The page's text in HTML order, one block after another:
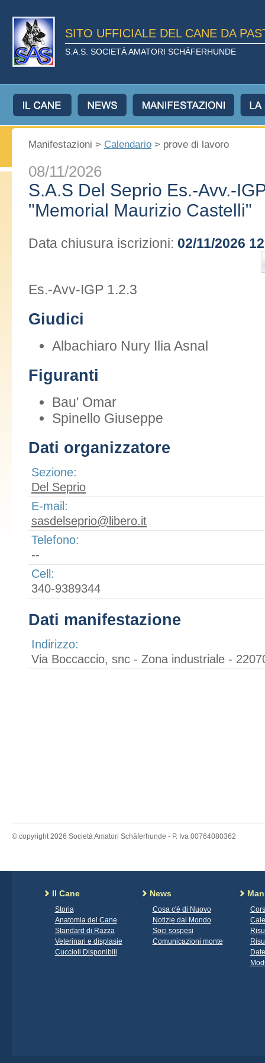
SITO UFFICIALE DEL CANE DA
S.A.S. SOCIETÀ AMATORI SCHÄFERHUNDE
Manifestazioni > Calendario > prove di lavoro
08/11/2026
S.A.S Del Seprio Es.-Avv.-
"Memorial Maurizio Castelli"
Data chiusura iscrizioni: 02/11/2026
Es.-Avv-IGP 1.2.3
Giudici
Albachiaro Nury Ilia Asnal
Figuranti
Bau' Omar
Spinello Giuseppe
Dati organizzatore
Sezione:
Del Seprio
E-mail:
sasdelseprio@libero.it
Telefono:
--
Cell:
340-9389344
Dati manifestazione
Indirizzo:
Via Boccaccio, snc - Zona industriale -
© copyright 2026 Società Amatori Schäferhunde - P. Iva 00764080362
Il Cane
Storia
Anatomia del Cane
Standard di Razza
Veterinari e displasie
Cuccioli Disponibili
News
Cosa c'è di Nuovo
Notizie dal Mondo
Soci sospesi
Comunicazioni monte